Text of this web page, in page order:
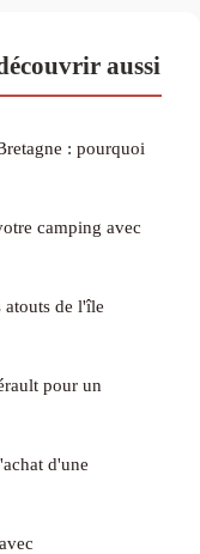
aussi
: pourquoi
camping avec
de l'île
pour un
d'une